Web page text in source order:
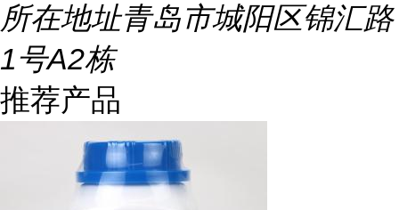
所在地址青岛市城阳区锦汇路
1号A2栋
推荐产品